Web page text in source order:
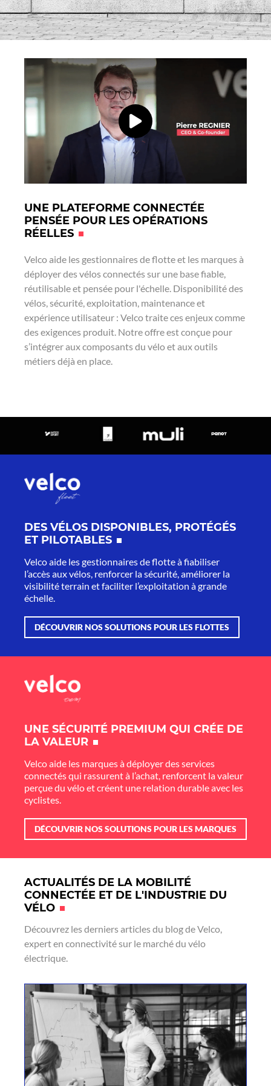
UNE PLATEFORME CONNECTÉE
PENSÉE POUR LES OPÉRATIONS
RÉELLES
Velco aide les gestionnaires de flotte et les marques à
déployer des vélos connectés sur une base fiable,
réutilisable et pensée pour l'échelle. Disponibilité des
vélos, sécurité, exploitation, maintenance et
expérience utilisateur : Velco traite ces enjeux comme
des exigences produit. Notre offre est conçue pour
s’intégrer aux composants du vélo et aux outils
métiers déjà en place.
DES VÉLOS DISPONIBLES, PROTÉGÉS
ET PILOTABLES
Velco aide les gestionnaires de flotte à fiabiliser
l’accès aux vélos, renforcer la sécurité, améliorer la
visibilité terrain et faciliter l’exploitation à grande
échelle.
DÉCOUVRIR NOS SOLUTIONS POUR LES FLOTTES
UNE SÉCURITÉ PREMIUM QUI CRÉE DE
LA VALEUR
Velco aide les marques à déployer des services
connectés qui rassurent à l’achat, renforcent la valeur
perçue du vélo et créent une relation durable avec les
cyclistes.
DÉCOUVRIR NOS SOLUTIONS POUR LES MARQUES
ACTUALITÉS DE LA MOBILITÉ
CONNECTÉE ET DE L'INDUSTRIE DU
VÉLO
Découvrez les derniers articles du blog de Velco,
expert en connectivité sur le marché du vélo
électrique.